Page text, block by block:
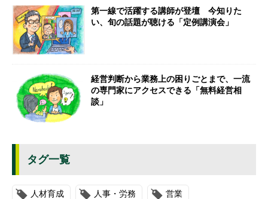
第一線で活躍する講師が登壇 今知りた
い、旬の話題が聴ける「定例講演会」
経営判断から業務上の困りごとまで、一流
の専門家にアクセスできる「無料経営相
談」
タグ一覧
人材育成 人事・労務 営業